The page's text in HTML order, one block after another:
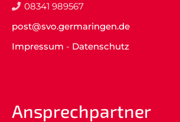
08341 989567
post@svo.germaringen.de
Impressum - Datenschutz
Ansprechpartner